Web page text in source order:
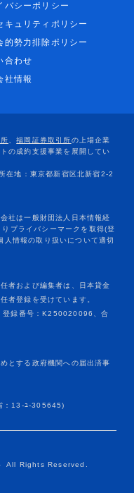
バシーポリシー
キュリティポリシー
的勢力排除ポリシー
合わせ
社情報
者および編集者は、日本貸金
者登録を受けています。
登録番号：K250020096、合
とする政府機関への届出済事
：13-ﾕ-305645)